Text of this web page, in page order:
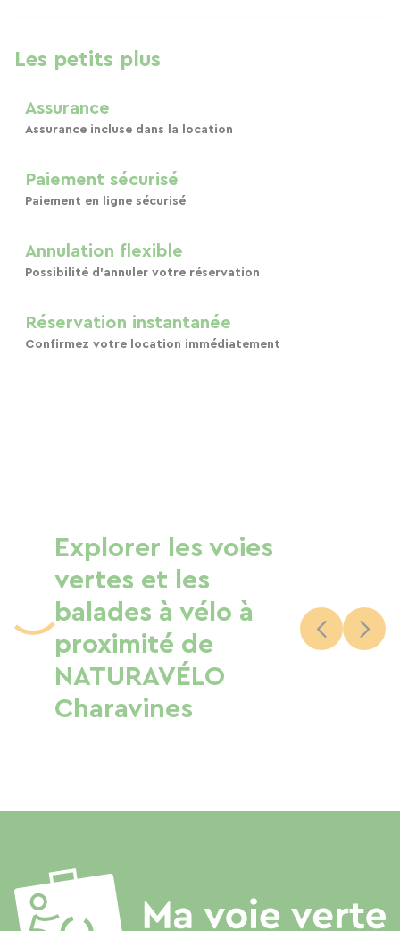
Les petits plus
Assurance
Assurance incluse dans la location
Paiement sécurisé
Paiement en ligne sécurisé
Annulation flexible
Possibilité d'annuler votre réservation
Réservation instantanée
Confirmez votre location immédiatement
Explorer les voies
vertes et les
balades à vélo à
proximité de
NATURAVÉLO
Charavines